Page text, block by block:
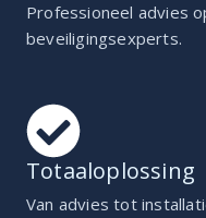
Professioneel advies
beveiligings­experts.
Totaaloplossing
Van advies tot